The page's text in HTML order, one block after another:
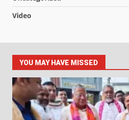
Video
YOU MAY HAVE MISSED